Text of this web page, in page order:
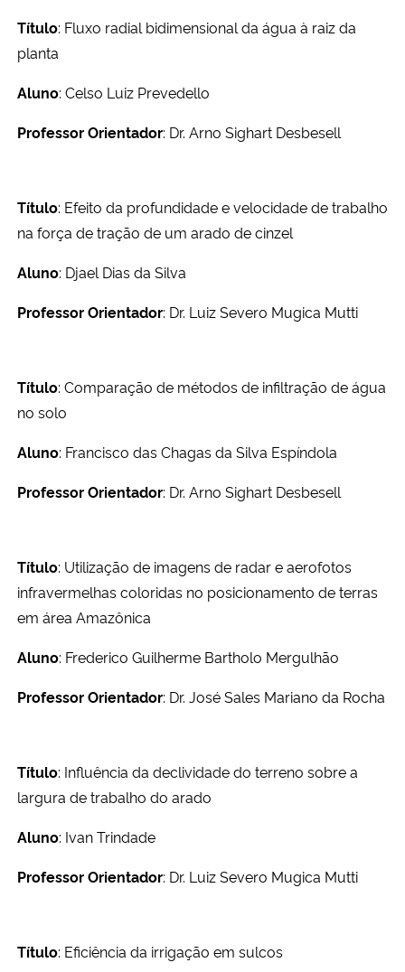
Título: Fluxo radial bidimensional da água à raiz da
planta
Aluno: Celso Luiz Prevedello
Professor Orientador: Dr. Arno Sighart Desbesell
Título: Efeito da profundidade e velocidade de trabalho
na força de tração de um arado de cinzel
Aluno: Djael Dias da Silva
Professor Orientador: Dr. Luiz Severo Mugica Mutti
Título: Comparação de métodos de infiltração de água
no solo
Aluno: Francisco das Chagas da Silva Espíndola
Professor Orientador: Dr. Arno Sighart Desbesell
Título: Utilização de imagens de radar e aerofotos
infravermelhas coloridas no posicionamento de terras
em área Amazônica
Aluno: Frederico Guilherme Bartholo Mergulhão
Professor Orientador: Dr. José Sales Mariano da Rocha
Título: Influência da declividade do terreno sobre a
largura de trabalho do arado
Aluno: Ivan Trindade
Professor Orientador: Dr. Luiz Severo Mugica Mutti
Título: Eficiência da irrigação em sulcos